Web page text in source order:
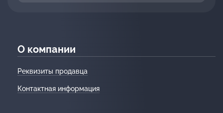
О компании
Реквизиты продавца
Контактная информация